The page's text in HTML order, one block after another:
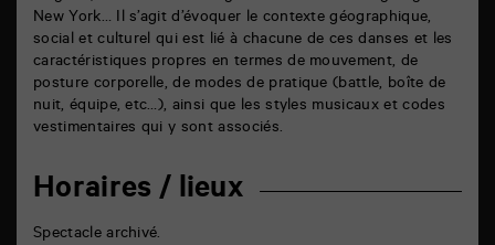
New York… Il s’agit d’évoquer le contexte géographique,
social et culturel qui est lié à chacune de ces danses et les
caractéristiques propres en termes de mouvement, de
posture corporelle, de modes de pratique (battle, boîte de
nuit, équipe, etc…), ainsi que les styles musicaux et codes
vestimentaires qui y sont associés.
Horaires / lieux
Spectacle archivé.